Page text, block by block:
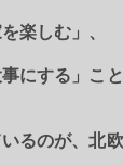
楽しむ」、
にする」こ
るのが、北